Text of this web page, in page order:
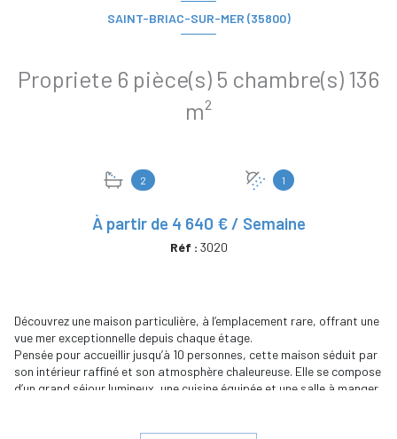
SAINT-BRIAC-SUR-MER (35800)
Propriete 6 pièce(s) 5 chambre(s) 136
m²
2 1
À partir de 4 640 € / Semaine
Réf : 3020
Découvrez une maison particulière, à l’emplacement rare, offrant une
vue mer exceptionnelle depuis chaque étage.
Pensée pour accueillir jusqu’à 10 personnes, cette maison séduit par
son intérieur raffiné et son atmosphère chaleureuse. Elle se compose
d’un grand séjour lumineux, une cuisine équipée et une salle à manger.